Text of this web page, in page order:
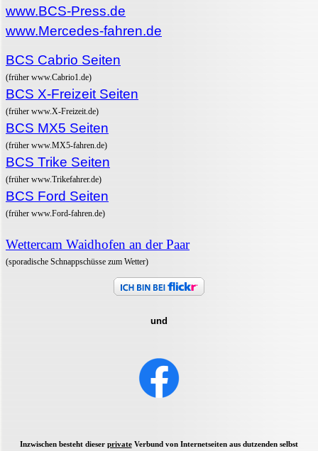
www.BCS-Press.de
www.Mercedes-fahren.de
BCS Cabrio Seiten
(früher www.Cabrio1.de)
BCS X-Freizeit Seiten
(früher www.X-Freizeit.de)
BCS MX5 Seiten
(früher www.MX5-fahren.de)
BCS Trike Seiten
(früher www.Trikefahrer.de)
BCS Ford Seiten
(früher www.Ford-fahren.de)
Wettercam Waidhofen an der Paar
(sporadische Schnappschüsse zum Wetter)
und
Inzwischen besteht dieser privateVerbund von Internetseiten aus dutzenden selbst